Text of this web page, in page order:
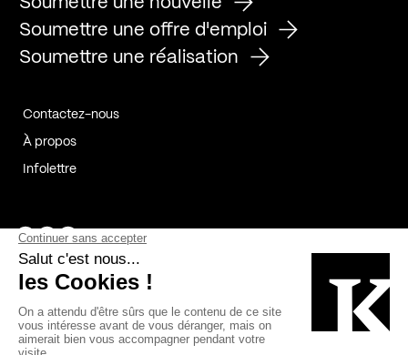
Soumettre une offre d'emploi
Soumettre une réalisation
Contactez-nous
À propos
Infolettre
Page Facebook de Kollectif
Page Instagram de Kollectif
Page Linkedin de Kollectif